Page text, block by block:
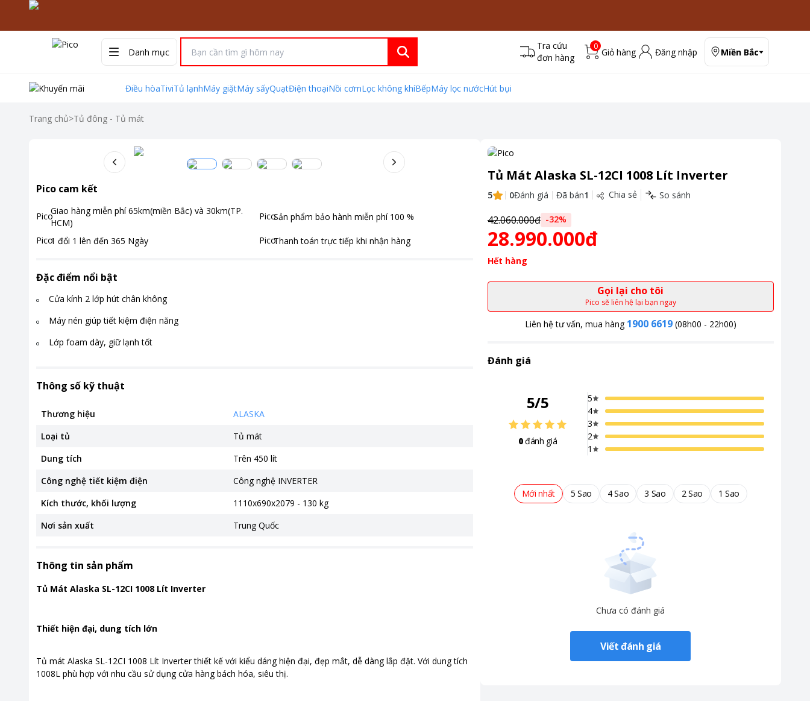
Danh mục
Tra cứu
đơn hàng
0
Giỏ hàng Đăng nhập Miền Bắc
Điều hòaTiviTủ lạnhMáy giặtMáy sấyQuạtĐiện thoạiNồi cơmLọc không khíBếpMáy lọc nướcHút bụi
Trang chủ>Tủ đông - Tủ mát
Pico cam kết
Giao hàng miễn phí 65km(miền Bắc) và 30km(TP.
HCM)
Sản phẩm bảo hành miễn phí 100 %
1 đổi 1 lên đến 365 Ngày Thanh toán trực tiếp khi nhận hàng
Đặc điểm nổi bật
Cửa kính 2 lớp hút chân không
Máy nén giúp tiết kiệm điện năng
Lớp foam dày, giữ lạnh tốt
Thông số kỹ thuật
Thương hiệu
ALASKA
Loại tủ
Tủ mát
Dung tích
Trên 450 lít
Công nghệ tiết kiệm điện
Công nghệ INVERTER
Kích thước, khối lượng
1110x690x2079 - 130 kg
Nơi sản xuất
Trung Quốc
Thông tin sản phẩm
Tủ Mát Alaska SL-12CI 1008 Lít Inverter
Thiết hiện đại, dung tích lớn
Tủ mát Alaska SL-12CI 1008 Lít Inverter thiết kế với kiểu dáng hiện đại, đẹp mắt, dễ dàng lắp đặt. Với dung tích
1008L phù hợp với nhu cầu sử dụng cửa hàng bách hóa, siêu thị.
Tủ Mát Alaska SL-12CI 1008 Lít Inverter
5 0Đánh giá Đã bán1 Chia sẻ So sánh
42.060.000đ -32%
28.990.000đ
Hết hàng
Gọi lại cho tôi
Pico sẽ liên hệ lại bạn ngay
Liên hệ tư vấn, mua hàng 1900 6619 (08h00 - 22h00)
Đánh giá
5/5
0đánh giá
5
4
3
2
1
Mới nhất 5 Sao 4 Sao 3 Sao 2 Sao 1 Sao
Chưa có đánh giá
Viết đánh giá